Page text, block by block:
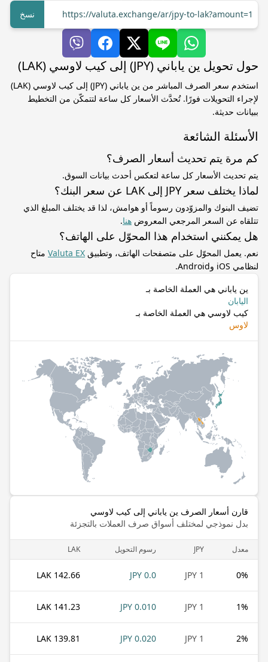
https://valuta.exchange/ar/jpy-to-lak?amount=1
نسخ
حول تحويل ين ياباني (JPY) إلى كيب لاوسي (LAK)
استخدم سعر الصرف المباشر من ين ياباني (JPY) إلى كيب لاوسي (LAK)
لإجراء التحويلات فورًا. تُحدَّث الأسعار كل ساعة لتتمكّن من التخطيط
ببيانات حديثة.
الأسئلة الشائعة
كم مرة يتم تحديث أسعار الصرف؟
يتم تحديث الأسعار كل ساعة لتعكس أحدث بيانات السوق.
لماذا يختلف سعر JPY إلى LAK عن سعر البنك؟
تضيف البنوك والمزوّدون رسوماً أو هوامش، لذا قد يختلف المبلغ الذي
تتلقاه عن السعر المرجعي المعروض هنا.
هل يمكنني استخدام هذا المحوّل على الهاتف؟
نعم. يعمل المحوّل على متصفحات الهاتف، وتطبيق Valuta EX متاح
لنظامي iOS وAndroid.
ين ياباني هي العملة الخاصة بـ
اليابان
كيب لاوسي هي العملة الخاصة بـ
لاوس
قارن أسعار الصرف ين ياباني إلى كيب لاوسي
بدل نموذجي لمختلف أسواق صرف العملات بالتجزئة
معدل JPY رسوم التحويل LAK
0%
1 JPY
0.0 JPY
142.66 LAK
1%
1 JPY
0.010 JPY
141.23 LAK
2%
1 JPY
0.020 JPY
139.81 LAK